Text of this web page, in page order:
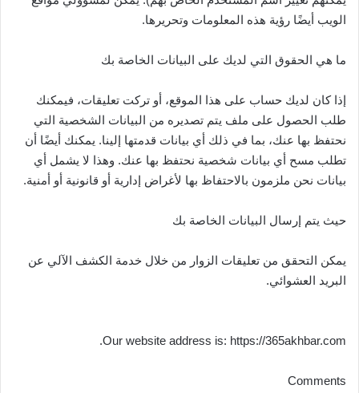
الويب أيضًا رؤية هذه المعلومات وتحريرها.
ما هي الحقوق التي لديك على البيانات الخاصة بك
إذا كان لديك حساب على هذا الموقع، أو تركت تعليقات، فيمكنك
طلب الحصول على ملف يتم تصديره من البيانات الشخصية التي
نحتفظ بها عنك، بما في ذلك أي بيانات قدمتها إلينا. يمكنك أيضًا أن
تطلب مسح أي بيانات شخصية نحتفظ بها عنك. وهذا لا يشمل أي
بيانات نحن ملزمون بالاحتفاظ بها لأغراض إدارية أو قانونية أو أمنية.
حيث يتم إرسال البيانات الخاصة بك
يمكن التحقق من تعليقات الزوار من خلال خدمة الكشف الآلي عن
البريد العشوائي.
Our website address is: https://365akhbar.com.
Comments